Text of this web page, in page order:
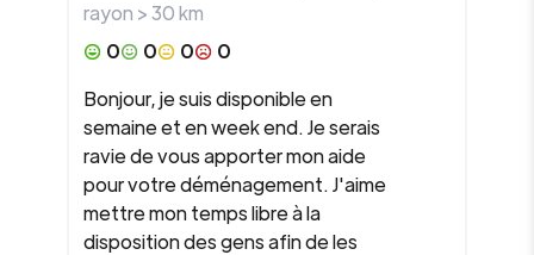
rayon >30km
0
0 0
0
Bonjour, je suis disponible en
semaine et en week end. Je serais
ravie de vous apporter mon aide
pour votre déménagement. J'aime
mettre mon temps libre à la
disposition des gens afin de les